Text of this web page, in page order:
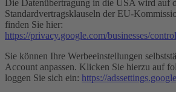
Die Datenübertragung in die USA wird auf
Standardvertragsklauseln der EU-
finden Sie hier:
https://privacy.google.com/businesses/
Sie können Ihre Werbeeinstellungen
Account anpassen. Klicken Sie hierzu auf
loggen Sie sich ein: https://